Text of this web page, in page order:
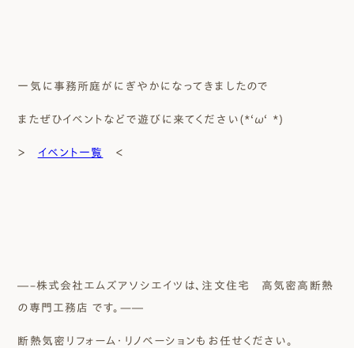
一気に事務所庭がにぎやかになってきましたので
またぜひイベントなどで遊びに来てください(*‘ω‘ *)
＞ イベント一覧 ＜
―–株式会社エムズアソシエイツは、注文住宅 高気密高断熱
の専門工務店 です。—―
断熱気密リフォーム・リノベーションもお任せください。